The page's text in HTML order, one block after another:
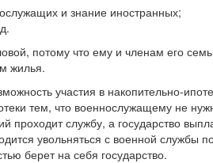
и знание иностранных;
потому что ему и членам его
жилья.
участия в накопительно-
тем, что военнослужащему не
службу, а государство
увольняться с военной службы
берет на себя государство.